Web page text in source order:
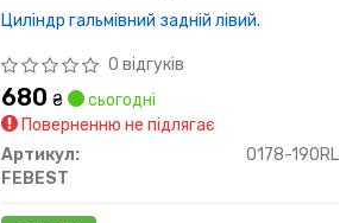
Циліндр гальмівний задній лівий.
0 відгуків
680₴
сьогодні
Поверненню не підлягає
Артикул:
0178-190RL
FEBEST